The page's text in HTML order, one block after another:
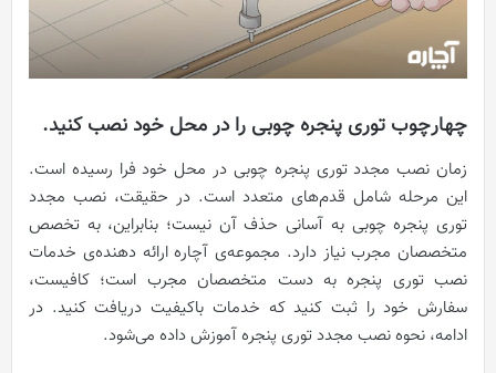
چهارچوب توری پنجره چوبی را در محل خود نصب کنید.
زمان نصب مجدد توری پنجره چوبی در محل خود فرا رسیده است.
این مرحله شامل قدم‌های متعدد است. در حقیقت، نصب مجدد
توری پنجره چوبی به آسانی حذف آن نیست؛ بنابراین، به تخصص
متخصصان مجرب نیاز دارد. مجموعه‌ی آچاره ارائه دهنده‌ی خدمات
نصب توری پنجره به دست متخصصان مجرب است؛ کافیست،
سفارش خود را ثبت کنید که خدمات باکیفیت دریافت کنید. در
ادامه، نحوه نصب مجدد توری پنجره آموزش داده می‌شود.